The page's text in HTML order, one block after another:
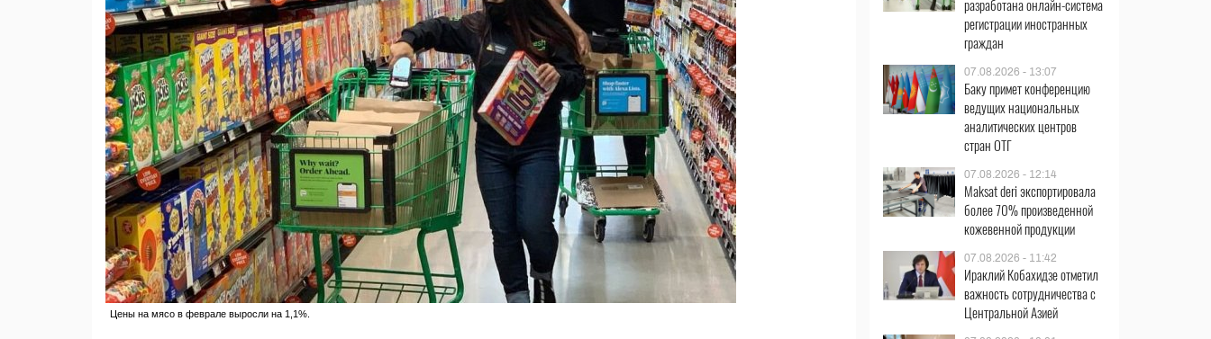
Цены на мясо в феврале выросли на 1,1%.
разработана онлайн-система
регистрации иностранных
граждан
07.08.2026 - 13:07
Баку примет конференцию
ведущих национальных
аналитических центров
стран ОТГ
07.08.2026 - 12:14
Maksat deri экспортировала
более 70% произведенной
кожевенной продукции
07.08.2026 - 11:42
Ираклий Кобахидзе отметил
важность сотрудничества с
Центральной Азией